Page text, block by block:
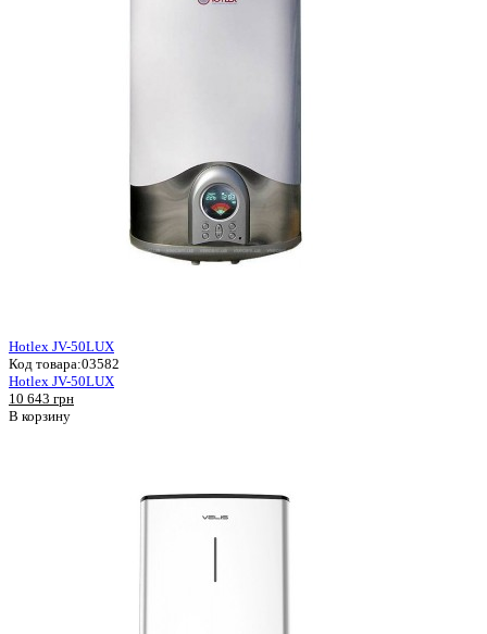
Hotlex JV-50LUX
Код товара:03582
Hotlex JV-50LUX
10 643 грн
В корзину